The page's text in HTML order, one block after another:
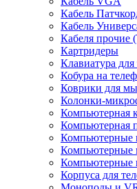
Кабель
Кабель
Кабеля прочие
Картридеры
Клавиатура
Кобура на
Коврики для
Колонки-
Компьютерная
Компьютерная
Компьютерные
Компьютерные
Корпуса для